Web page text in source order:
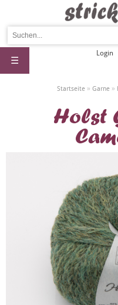
Login
☰
Startseite» Garne»
Holst